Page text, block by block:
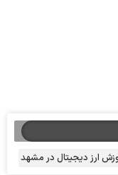
ارز دیجیتال در مشهد